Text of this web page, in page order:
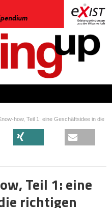
how, Teil 1: eine Geschäftsidee in die
Teil 1: eine
richtigen